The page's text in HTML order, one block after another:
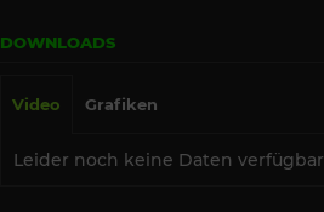
DOWNLOADS
Video Grafiken
Leider noch keine Daten verfügbar